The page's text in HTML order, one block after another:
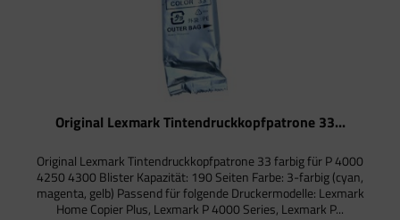
Original Lexmark Tintendruckkopfpatrone 33...
Original Lexmark Tintendruckkopfpatrone 33 farbig für P 4000
4250 4300 Blister Kapazität: 190 Seiten Farbe: 3-farbig (cyan,
magenta, gelb) Passend für folgende Druckermodelle: Lexmark
Home Copier Plus, Lexmark P 4000 Series, Lexmark P...